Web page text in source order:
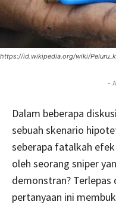
https://id.wikipedia.org/wiki/
-
Dalam beberapa
sebuah skenario
seberapa fatalkah
oleh seorang sniper
demonstran?
pertanyaan ini